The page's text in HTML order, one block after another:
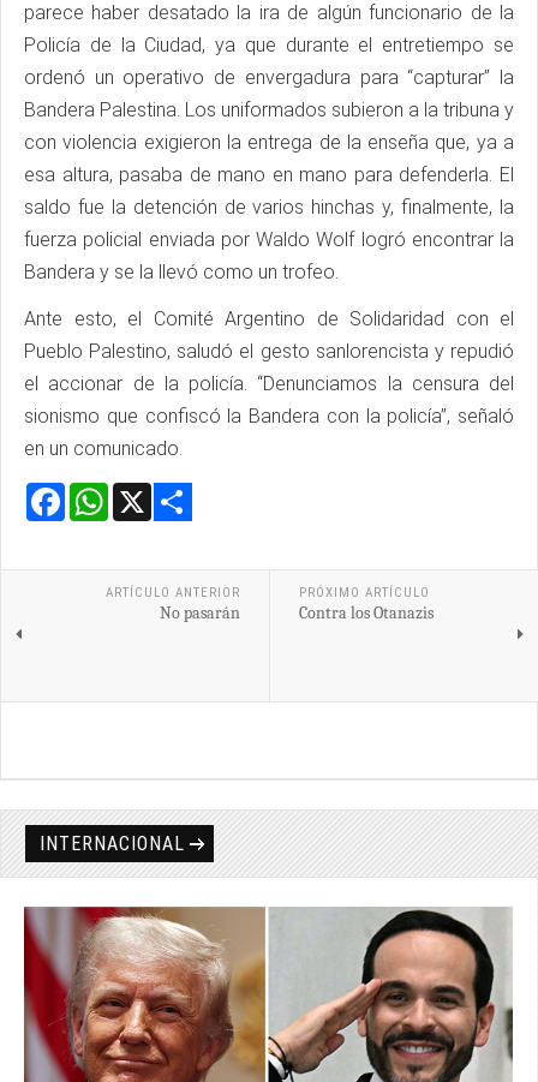
parece haber desatado la ira de algún funcionario de la
Policía de la Ciudad, ya que durante el entretiempo se
ordenó un operativo de envergadura para “capturar” la
Bandera Palestina. Los uniformados subieron a la tribuna y
con violencia exigieron la entrega de la enseña que, ya a
esa altura, pasaba de mano en mano para defenderla. El
saldo fue la detención de varios hinchas y, finalmente, la
fuerza policial enviada por Waldo Wolf logró encontrar la
Bandera y se la llevó como un trofeo.
Ante esto, el Comité Argentino de Solidaridad con el
Pueblo Palestino, saludó el gesto sanlorencista y repudió
el accionar de la policía. “Denunciamos la censura del
sionismo que confiscó la Bandera con la policía”, señaló
en un comunicado.
Facebook
WhatsApp
ARTÍCULO ANTERIOR
No pasarán
PRÓXIMO ARTÍCULO
Contra los Otanazis
INTERNACIONAL